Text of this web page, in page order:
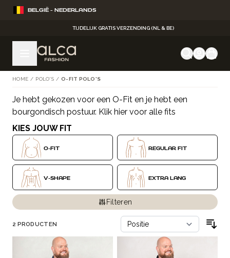
Ga naar de inhoud
TIJDELIJK GRATIS VERZENDING (NL & BE)
BELGIË - NEDERLANDS
Doorgaan naar productlijst
HOME / POLO'S / O-FIT POLO'S
Je hebt gekozen voor een O-Fit en je hebt een
bourgondisch postuur. Klik hier voor alle fits
KIES JOUW FIT
O-FIT REGULAR FIT
V-SHAPE EXTRA LANG
Filteren
2 PRODUCTEN